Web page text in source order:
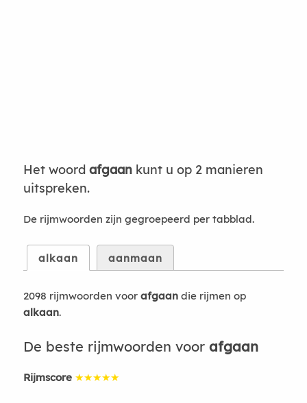
Het woord afgaankunt u op 2 manieren
uitspreken.
De rijmwoorden zijn gegroepeerd per tabblad.
alkaan aanmaan
2098 rijmwoorden voor afgaandie rijmen op
alkaan.
De beste rijmwoorden voor afgaan
Rijmscore ★★★★★